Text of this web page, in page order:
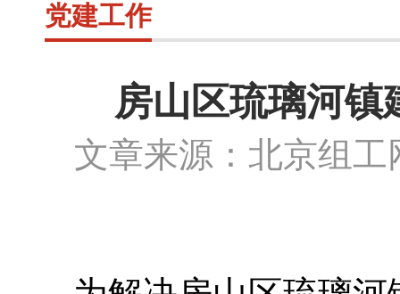
党建工作
房山区琉璃河镇
文章来源：北京